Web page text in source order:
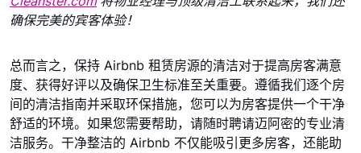
确保完美的宾客体验！
总而言之，保持 Airbnb 租赁房源的清洁对于提高房客满意
度、获得好评以及确保卫生标准至关重要。遵循我们逐个房
间的清洁指南并采取环保措施，您可以为房客提供一个干净
舒适的环境。如果您需要帮助，请随时聘请迈阿密的专业清
洁服务。干净整洁的 Airbnb 不仅能吸引更多房客，还能助